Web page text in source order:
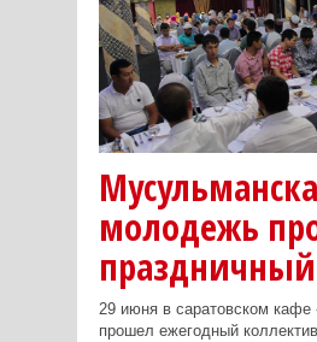
молодежь
29 июня в саратовском кафе
прошел ежегодный